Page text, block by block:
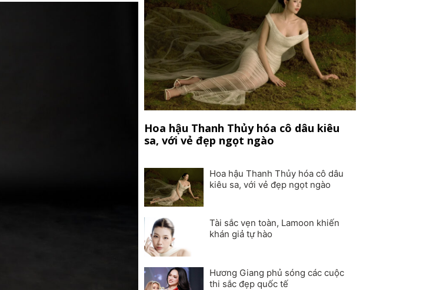
Hoa hậu Thanh Thủy hóa cô dâu kiêu
sa, với vẻ đẹp ngọt ngào
Hoa hậu Thanh Thủy hóa cô dâu
kiêu sa, với vẻ đẹp ngọt ngào
Tài sắc vẹn toàn, Lamoon khiến
khán giả tự hào
Hương Giang phủ sóng các cuộc
thi sắc đẹp quốc tế